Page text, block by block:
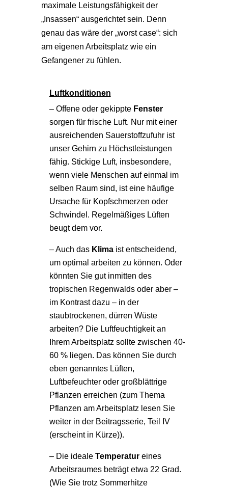
maximale Leistungsfähigkeit der
„Insassen“ ausgerichtet sein. Denn
genau das wäre der „worst case“: sich
am eigenen Arbeitsplatz wie ein
Gefangener zu fühlen.
Luftkonditionen
– Offene oder gekippte Fenster
sorgen für frische Luft. Nur mit einer
ausreichenden Sauerstoffzufuhr ist
unser Gehirn zu Höchstleistungen
fähig. Stickige Luft, insbesondere,
wenn viele Menschen auf einmal im
selben Raum sind, ist eine häufige
Ursache für Kopfschmerzen oder
Schwindel. Regelmäßiges Lüften
beugt dem vor.
– Auch das Klimaist entscheidend,
um optimal arbeiten zu können. Oder
könnten Sie gut inmitten des
tropischen Regenwalds oder aber –
im Kontrast dazu – in der
staubtrockenen, dürren Wüste
arbeiten? Die Luftfeuchtigkeit an
Ihrem Arbeitsplatz sollte zwischen 40-
60 % liegen. Das können Sie durch
eben genanntes Lüften,
Luftbefeuchter oder großblättrige
Pflanzen erreichen (zum Thema
Pflanzen am Arbeitsplatz lesen Sie
weiter in der Beitragsserie, Teil IV
(erscheint in Kürze)).
– Die ideale Temperatureines
Arbeitsraumes beträgt etwa 22 Grad.
(Wie Sie trotz Sommerhitze